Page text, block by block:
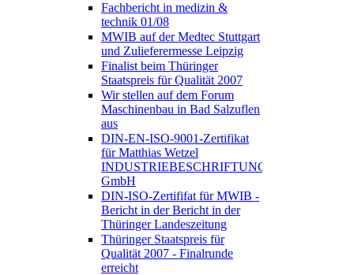
Fachbericht in medizin &
technik 01/08
MWIB auf der Medtec Stuttgart
und Zulieferermesse Leipzig
Finalist beim Thüringer
Staatspreis für Qualität 2007
Wir stellen auf dem Forum
Maschinenbau in Bad Salzuflen
aus
DIN-EN-ISO-9001-Zertifikat
für Matthias Wetzel
INDUSTRIEBESCHRIFTUNGEN
GmbH
DIN-ISO-Zertififat für MWIB -
Bericht in der Bericht in der
Thüringer Landeszeitung
Thüringer Staatspreis für
Qualität 2007 - Finalrunde
erreicht